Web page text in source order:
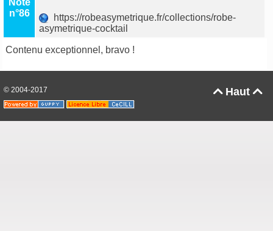
Note
n°86
https://robeasymetrique.fr/collections/robe-
asymetrique-cocktail
Contenu exceptionnel, bravo !
Haut 
© 2004-2017